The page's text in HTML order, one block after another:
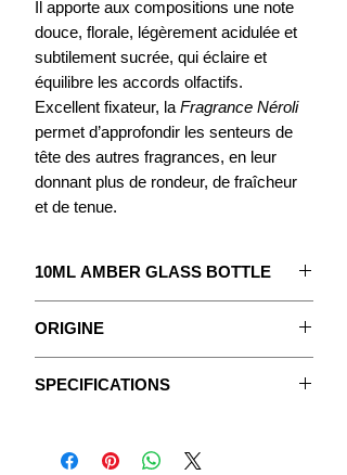
Il apporte aux compositions une note
douce, florale, légèrement acidulée et
subtilement sucrée, qui éclaire et
équilibre les accords olfactifs.
Excellent fixateur, la Fragrance Néroli
permet d’approfondir les senteurs de
tête des autres fragrances, en leur
donnant plus de rondeur, de fraîcheur
et de tenue.
10ML AMBER GLASS BOTTLE
Perfume.
With detailed instructions.
ORIGINE
de Nerola, en Italie, popularisa l’usage
néroli.
SPECIFICATIONS
concentrated oily extracts, without